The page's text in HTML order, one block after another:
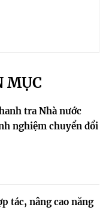
MỤC
tra Nhà nước
nghiệm chuyển đổi
tác, nâng cao năng